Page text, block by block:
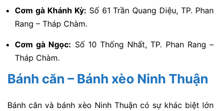
Cơm gà Khánh Kỳ: Số 61 Trần Quang Diệu, TP. Phan
Rang – Tháp Chàm.
Cơm gà Ngọc: Số 10 Thống Nhất, TP. Phan Rang –
Tháp Chàm.
Bánh căn – Bánh xèo Ninh Thuận
Bánh căn và bánh xèo Ninh Thuận có sự khác biệt lớn